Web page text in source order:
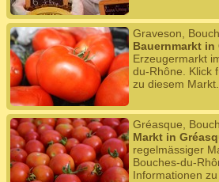
Graveson,
Bauernmarkt in
Erzeugermarkt
du-Rhône. Klick
zu diesem Markt.
Gréasque,
Markt in
regelmässiger
Bouches-du-
Informationen